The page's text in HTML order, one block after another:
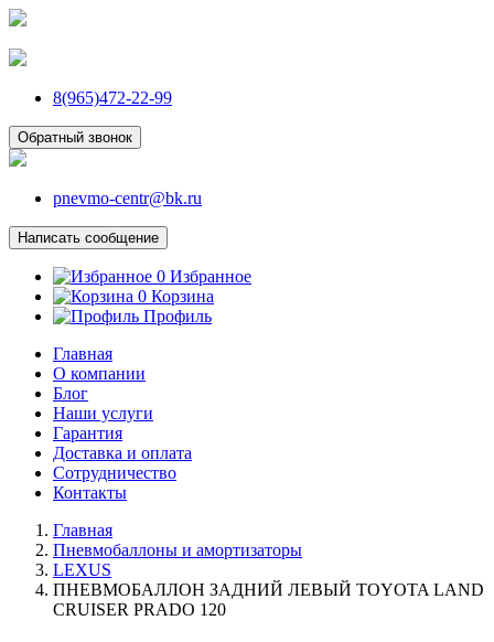
8(965)472-22-99
Обратный звонок
pnevmo-centr@bk.ru
Написать сообщение
0 Избранное
0 Корзина
Профиль
Главная
О компании
Блог
Наши услуги
Гарантия
Доставка и оплата
Сотрудничество
Контакты
Главная
Пневмобаллоны и амортизаторы
LEXUS
ПНЕВМОБАЛЛОН ЗАДНИЙ ЛЕВЫЙ TOYOTA LAND
CRUISER PRADO 120